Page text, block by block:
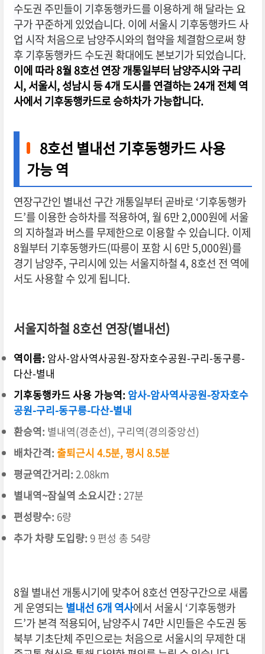
수도권 주민들이 기후동행카드를 이용하게 해 달라는 요
구가 꾸준하게 있었습니다. 이에 서울시 기후동행카드 사
업 시작 처음으로 남양주시와의 협약을 체결함으로써 향
후 기후동행카드 수도권 확대에도 본보기가 되었습니다.
이에 따라 8월 8호선 연장 개통일부터 남양주시와 구리
시, 서울시, 성남시 등 4개 도시를 연결하는 24개 전체 역
사에서 기후동행카드로 승하차가 가능합니다.
8호선 별내선 기후동행카드 사용
가능 역
연장구간인 별내선 구간 개통일부터 곧바로 ‘기후동행카
드’를 이용한 승하차를 적용하여, 월 6만 2,000원에 서울
의 지하철과 버스를 무제한으로 이용할 수 있습니다. 이제
8월부터 기후동행카드(따릉이 포함 시 6만 5,000원)를
경기 남양주, 구리시에 있는 서울지하철 4, 8호선 전 역에
서도 사용할 수 있게 됩니다.
서울지하철 8호선 연장(별내선)
역이름: 암사-암사역사공원-장자호수공원-구리-동구릉-
다산-별내
기후동행카드 사용 가능역: 암사-암사역사공원-장자호수
공원-구리-동구릉-다산-별내
환승역: 별내역(경춘선), 구리역(경의중앙선)
배차간격: 출퇴근시 4.5분, 평시 8.5분
평균역간거리: 2.08km
별내역~잠실역 소요시간 : 27분
편성량수: 6량
추가 차량 도입량: 9 편성 총 54량
8월 별내선 개통시기에 맞추어 8호선 연장구간으로 새롭
게 운영되는별내선 6개 역사에서 서울시 ‘기후동행카
드’가 본격 적용되어, 남양주시 74만 시민들은 수도권 동
북부 기초단체 주민으로는 처음으로 서울시의 무제한 대